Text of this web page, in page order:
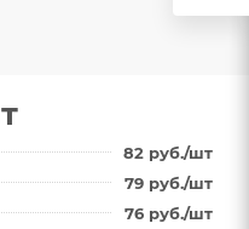
82 руб./шт
79 руб./шт
76 руб./шт